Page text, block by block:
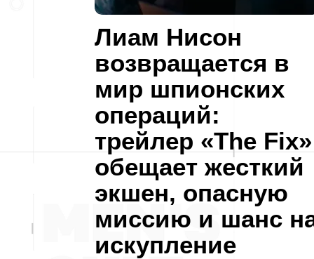
Лиам Нисон
возвращается в
мир шпионских
операций:
трейлер «The Fix»
обещает жесткий
экшен, опасную
миссию и шанс
искупление